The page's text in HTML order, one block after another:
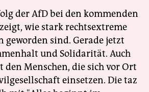
der AfD bei den kommenden
wie stark rechtsextreme
geworden sind. Gerade jetzt
und Solidarität. Auch
Menschen, die sich vor Ort
einsetzen. Die taz